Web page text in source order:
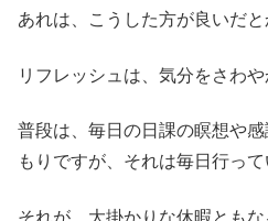
あれは、こうした方が良いだと
リフレッシュは、気分をさわ
普段は、毎日の日課の瞑想や
もりですが、それは毎日行って
それが、大掛かりな休暇とも